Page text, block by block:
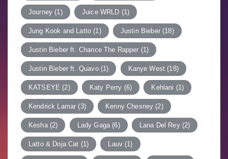
Journey (1) Juice WRLD (1)
Jung Kook and Latto (1) Justin Bieber(18)
Justin Bieber ft. Chance The Rapper (1)
Justin Bieber ft. Quavo(1) Kanye West (18)
KATSEYE (2) Katy Perry (6) Kehlani (1)
Kendrick Lamar (3) Kenny Chesney (2)
Kesha(2) Lady Gaga (6) Lana Del Rey(2)
Latto & Doja Cat (1) Lauv (1)